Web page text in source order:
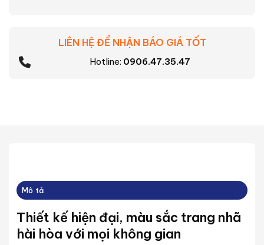
LIÊN HỆ ĐỂ NHẬN BÁO GIÁ TỐT
Hotline: 0906.47.35.47
Mô tả
Thiết kế hiện đại, màu sắc trang nhã
hài hòa với mọi không gian